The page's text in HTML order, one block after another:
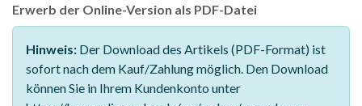
Erwerb der Online-Version als PDF-Datei
Hinweis: Der Download des Artikels (PDF-Format) ist
sofort nach dem Kauf/Zahlung möglich. Den Download
können Sie in Ihrem Kundenkonto unter